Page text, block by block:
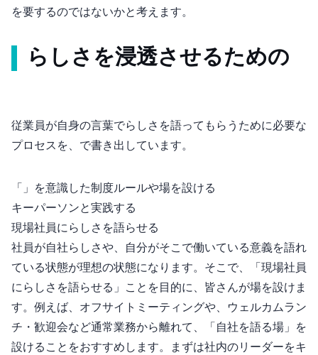
を要するのではないかと考えます。
“らしさ”を浸透させるための3step
従業員が自身の言葉で”らしさ”を語ってもらうために必要な
プロセスを、3stepで書き出しています。
「3」を意識した制度/ルールや場を設ける
キーパーソンと実践する
現場社員に”らしさ”を語らせる
社員が自社らしさや、自分がそこで働いている意義を語れ
ている状態が理想の状態になります。そこで、「現場社員
に”らしさ”を語らせる」ことを目的に、皆さんが場を設けま
す。例えば、オフサイトミーティングや、ウェルカムラン
チ・歓迎会など通常業務から離れて、「自社を語る場」を
設けることをおすすめします。まずは社内のリーダーをキ